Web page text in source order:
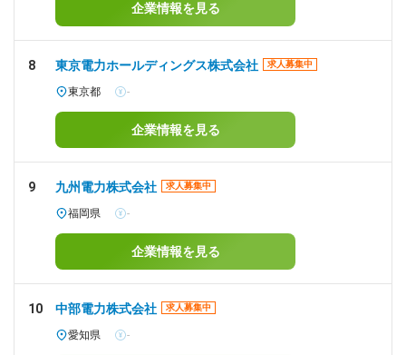
企業情報を見る
8 東京電力ホールディングス株式会社 求人募集中
東京都 -
企業情報を見る
9 九州電力株式会社 求人募集中
福岡県 -
企業情報を見る
10 中部電力株式会社 求人募集中
愛知県 -